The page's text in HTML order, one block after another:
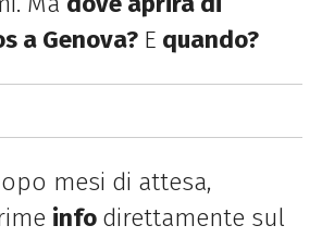
a Genova? E quando?
mesi di attesa,
info direttamente sul